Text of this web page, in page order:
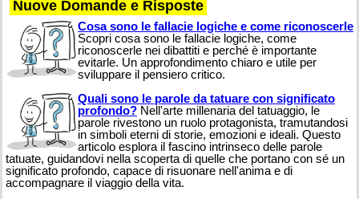
Nuove Domande e Risposte
Cosa sono le fallacie logiche e come riconoscerle
Scopri cosa sono le fallacie logiche, come
riconoscerle nei dibattiti e perché è importante
evitarle. Un approfondimento chiaro e utile per
sviluppare il pensiero critico.
Quali sono le parole da tatuare con significato
profondo? Nell'arte millenaria del tatuaggio, le
parole rivestono un ruolo protagonista, tramutandosi
in simboli eterni di storie, emozioni e ideali. Questo
articolo esplora il fascino intrinseco delle parole
tatuate, guidandovi nella scoperta di quelle che portano con sé un
significato profondo, capace di risuonare nell'anima e di
accompagnare il viaggio della vita.